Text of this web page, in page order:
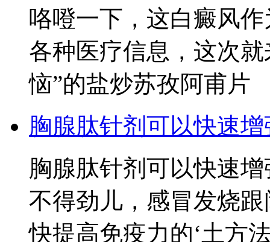
咯噔一下，这白癜风
各种医疗信息，这次
恼”的盐炒苏孜阿甫片
胸腺肽针剂可以快速
胸腺肽针剂可以快速
不得劲儿，感冒发烧
快提高免疫力的‘土方